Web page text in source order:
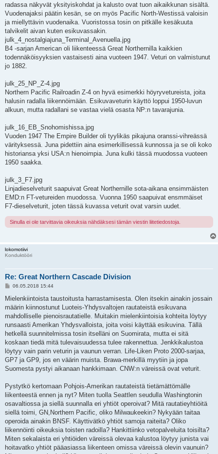
radassa näkyvät yksityiskohdat ja kalusto ovat tuon aikaikkunan sisältä.
Vuodenajaksi päätin kesän, se on myös Pacific North-Westissä valoisin
ja miellyttävin vuodenaika. Vuoristossa tosin on pitkälle kesäkuuta
talvikelit aivan kuten esikuvassakin.
julk_4_nostalgiajuna_Terminal_Avenuella.jpg
B4 -sarjan American oli liikenteessä Great Northernilla kaikkien
todennäköisyyksien vastaisesti aina vuoteen 1947. Veturi on valmistunut
jo 1882.
julk_25_NP_Z-4.jpg
Northern Pacific Railroadin Z-4 on hyvä esimerkki höyryvetureista, joita
halusin radalla liikennöimään. Esikuvaveturin käyttö loppui 1950-luvun
alkuun, mutta radallani se vastaa vielä osasta NP:n tavarajunia.
julk_16_EB_Snohomishissa.jpg
Vuoden 1947 The Empire Builder oli tyylikäs pikajuna oranssi-vihreässä
värityksessä. Juna pidettiin aina esimerkillisessä kunnossa ja se oli koko
historiansa yksi USA:n hienoimpia. Juna kulki tässä muodossa vuoteen
1950 saakka.
julk_3_F7.jpg
Linjadieselveturit saapuivat Great Northernille sota-aikana ensimmäisten
EMD:n FT-vetureiden muodossa. Vuonna 1950 saapuivat ensmmäiset
F7-dieselveturit, joten tässä kuvassa veturit ovat varsin uudet.
Sinulla ei ole tarvittavia oikeuksia nähdäksesi tämän viestin liitetiedostoja.
lokomotiivi
Konduktööri
Re: Great Northern Cascade Division
V
e
t
i
06.05.2018 15:44
Mielenkiintoista taustoitusta harrastamisesta. Olen itsekin ainakin jossain
määrin kiinnostunut Luoteis-Yhdysvaltojen rautateistä esikuvana
mahdolliselle pienoisrautatielle. Muitakin mielenkiintoisia kohteita löytyy
runsaasti Amerikan Yhdysvalloista, joita voisi käyttää esikuvina. Tällä
hetkellä suunnitelmissa tosin itselläni on Suomirata, mutta ei sitä
koskaan tiedä mitä tulevaisuudessa tulee rakennettua. Jenkkikalustoa
löytyy vain parin veturin ja vaunun verran. Life-Liken Proto 2000-sarjaa,
GP7 ja GP9, jos en väärin muista. Brawa-merkillä myytiin ja jopa
Suomesta pystyi aikanaan hankkimaan. CNW:n väreissä ovat veturit.
Pystytkö kertomaan Pohjois-Amerikan rautateistä tietämättömälle
liikenteestä ennen ja nyt? Miten tuolla Seattlen seudulla Washingtonin
osavaltiossa ja siellä suunnalla eri yhtiöt operoivat? Mitä rautatieyhtiöitä
siellä toimi, GN,Northern Pacific, oliko Milwaukeekin? Nykyään taitaa
operoida ainakin BNSF. Käyttivätkö yhtiöt samoja raiteita? Oliko
liikennöinti oikeuksia toisten radoilla? Hankittiinko vetopalveluita toisilta?
Miten sekalaista eri yhtiöiden väreissä olevaa kalustoa löytyy junista vai
hoitavatko yhtiöt pääasiassa liikenteen omissa väreissä olevin vaunuin?